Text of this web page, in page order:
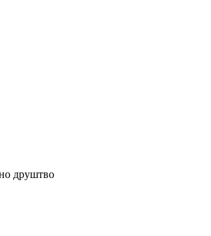
друштво